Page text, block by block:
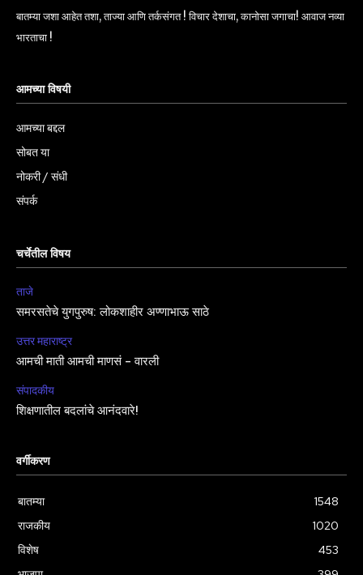
बातम्या जशा आहेत तशा, ताज्या आणि तर्कसंगत ! विचार देशाचा, कानोसा जगाचा! आवाज नव्या
भारताचा !
आमच्या विषयी
आमच्या बद्दल
सोबत या
नोकरी / संधी
संपर्क
चर्चेतील विषय
ताजे
समरसतेचे युगपुरुष: लोकशाहीर अण्णाभाऊ साठे
उत्तर महाराष्ट्र
आमची माती आमची माणसं – वारली
संपादकीय
शिक्षणातील बदलांचे आनंदवारे!
वर्गीकरण
बातम्या
1548
राजकीय
1020
विशेष
453